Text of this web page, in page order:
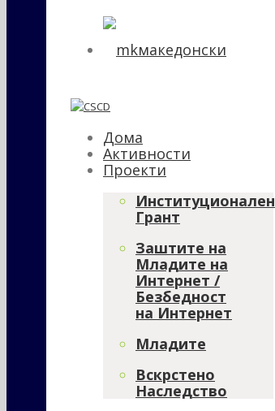
македонски
Дома
Активности
Проекти
Институционален
Грант
Заштите на
Младите на
Интернет /
Безбедност
на Интернет
Младите
Вскрстено
Наследство